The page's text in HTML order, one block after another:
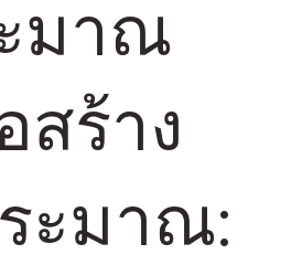
มาณ
สร้าง
ะมาณ: